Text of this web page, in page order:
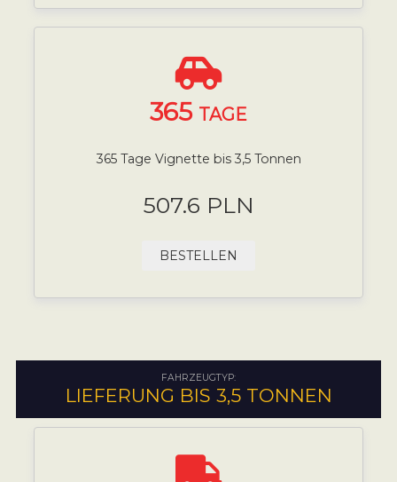
365 TAGE
365 Tage Vignette bis 3,5 Tonnen
507.6 PLN
BESTELLEN
FAHRZEUGTYP:
LIEFERUNG BIS 3,5 TONNEN